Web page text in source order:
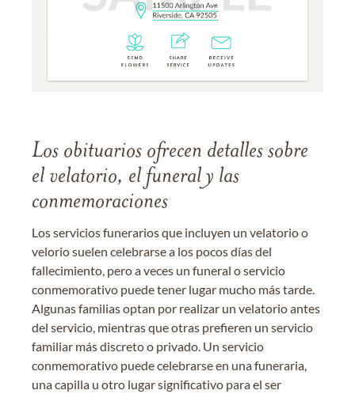
Los obituarios ofrecen detalles sobre
el velatorio, el funeral y las
conmemoraciones
Los servicios funerarios que incluyen un velatorio o
velorio suelen celebrarse a los pocos días del
fallecimiento, pero a veces un funeral o servicio
conmemorativo puede tener lugar mucho más tarde.
Algunas familias optan por realizar un velatorio antes
del servicio, mientras que otras prefieren un servicio
familiar más discreto o privado. Un servicio
conmemorativo puede celebrarse en una funeraria,
una capilla u otro lugar significativo para el ser